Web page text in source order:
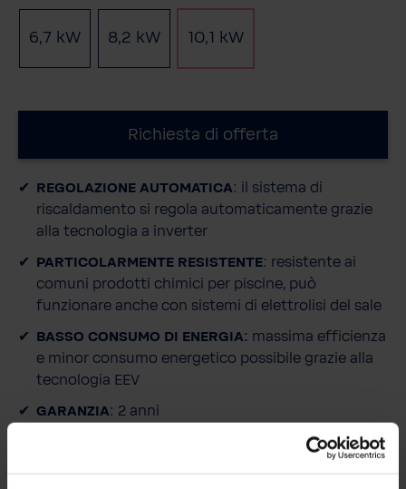
6,7 kW 8,2 kW(Questa opzione non è al
10,1 kW
Richiesta di offerta
REGOLAZIONE AUTOMATICA: il sistema di
riscaldamento si regola automaticamente grazie
alla tecnologia a inverter
PARTICOLARMENTE RESISTENTE: resistente ai
comuni prodotti chimici per piscine, può
funzionare anche con sistemi di elettrolisi del sale
BASSO CONSUMO DI ENERGIA: massima efficienza
e minor consumo energetico possibile grazie alla
tecnologia EEV
GARANZIA: 2 anni
: pompa di calore a inverter, copertura
per svernamento, antivibranti, raccordi a vite con